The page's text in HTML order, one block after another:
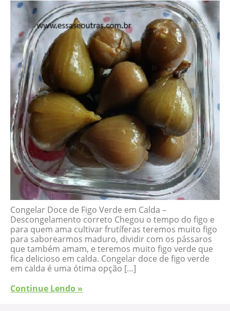
Congelar Doce de Figo Verde em Calda –
Descongelamento correto Chegou o tempo do figo e
para quem ama cultivar frutíferas teremos muito figo
para saborearmos maduro, dividir com os pássaros
que também amam, e teremos muito figo verde que
fica delicioso em calda. Congelar doce de figo verde
em calda é uma ótima opção […]
Continue Lendo »